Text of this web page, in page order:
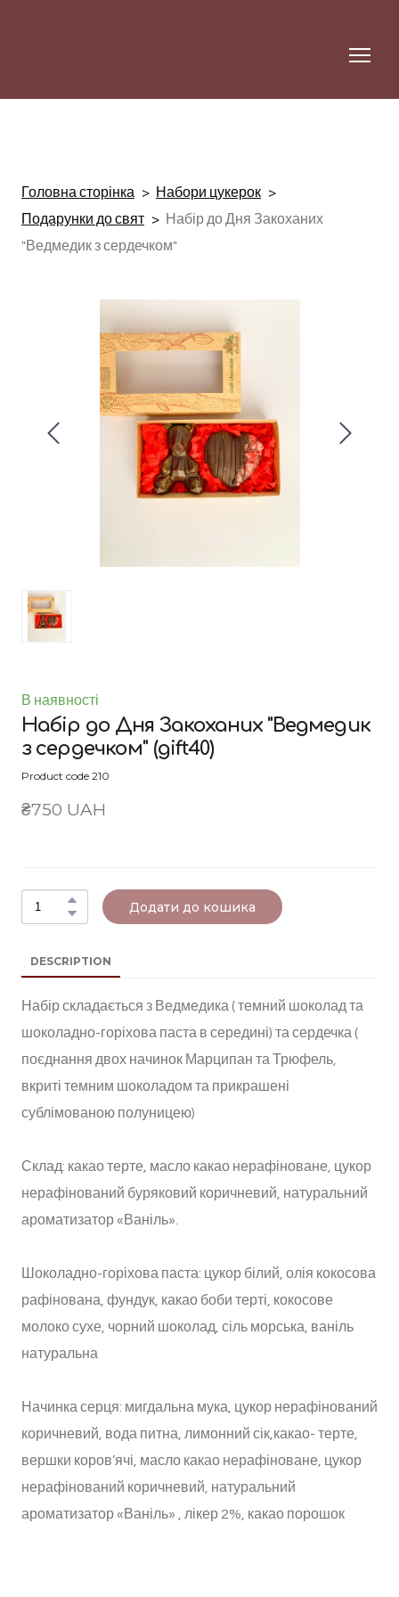
Головна сторінка
Набори цукерок
Подарунки до свят
Набір до Дня Закоханих
"Ведмедик з сердечком"
В наявності
Набір до Дня Закоханих "Ведмедик
з сердечком" (gift40)
Product code 210
₴750 UAH
Додати до кошика
DESCRIPTION
Набір складається з Ведмедика ( темний шоколад та
шоколадно-горіхова паста в середині) та сердечка (
поєднання двох начинок Марципан та Трюфель,
вкриті темним шоколадом та прикрашені
сублімованою полуницею)
Склад: какао терте, масло какао нерафіноване, цукор
нерафінований буряковий коричневий, натуральний
ароматизатор «Ваніль».
Шоколадно-горіхова паста: цукор білий, олія кокосова
рафінована, фундук, какао боби терті, кокосове
молоко сухе, чорний шоколад, сіль морська, ваніль
натуральна
Начинка серця: мигдальна мука, цукор нерафінований
коричневий, вода питна, лимонний сік,какао- терте,
вершки коров’ячі, масло какао нерафіноване, цукор
нерафінований коричневий, натуральний
ароматизатор «Ваніль» , лікер 2%, какао порошок